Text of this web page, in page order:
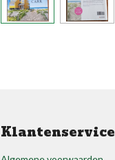
Klantenservice